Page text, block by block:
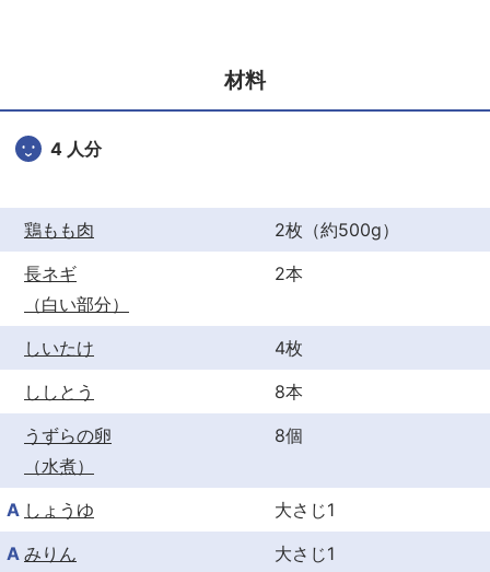
o
o
材料
4 人分
鶏もも肉
2枚（約500g）
長ネギ
（白い部分）
2本
しいたけ
4枚
ししとう
8本
うずらの卵
（水煮）
8個
A しょうゆ
大さじ1
A みりん
大さじ1